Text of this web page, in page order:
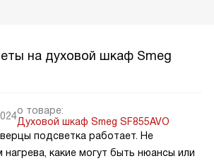
на духовой шкаф Smeg
о товаре:
Духовой шкаф Smeg SF855AVO
подсветка работает. Не
какие могут быть нюансы или